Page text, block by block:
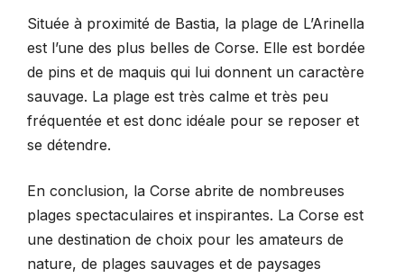
Située à proximité de Bastia, la plage de L’Arinella
est l’une des plus belles de Corse. Elle est bordée
de pins et de maquis qui lui donnent un caractère
sauvage. La plage est très calme et très peu
fréquentée et est donc idéale pour se reposer et
se détendre.
En conclusion, la Corse abrite de nombreuses
plages spectaculaires et inspirantes. La Corse est
une destination de choix pour les amateurs de
nature, de plages sauvages et de paysages